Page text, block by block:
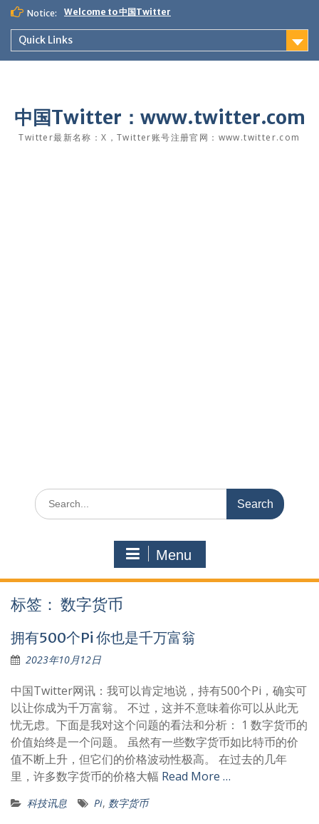
Skip
content
Notice: Welcome to 中国Twitter
Quick Links
中国Twitter：www.twitter.com
Twitter最新名称：X，Twitter账号注册官网：www.twitter.com
Search
for:
Menu
标签： 数字货币
拥有500个Pi 你也是千万富翁
2023年10月12日
中国Twitter网讯：我可以肯定地说，持有500个Pi，确实可
以让你成为千万富翁。 不过，这并不意味着你可以从此无
忧无虑。下面是我对这个问题的看法和分析： 1 数字货币的
价值始终是一个问题。 虽然有一些数字货币如比特币的价
值不断上升，但它们的价格波动性极高。 在过去的几年
里，许多数字货币的价格大幅 Read More …
科技讯息 Pi, 数字货币